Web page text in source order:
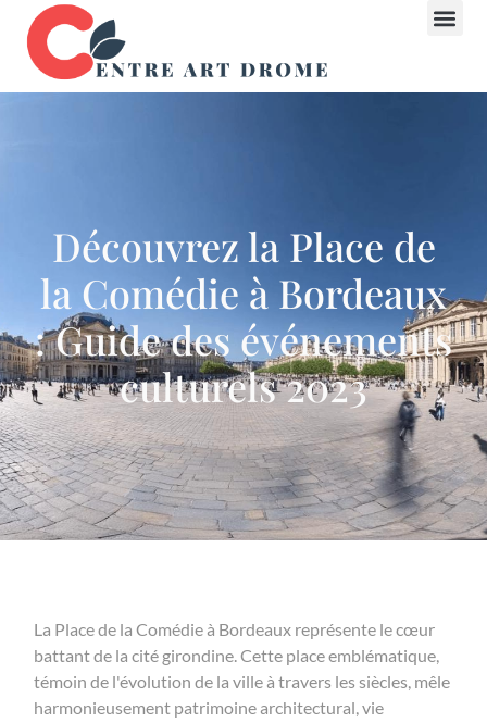
Découvrez la Place de
la Comédie à Bordeaux
: Guide des événements
culturels 2023
La Place de la Comédie à Bordeaux représente le cœur
battant de la cité girondine. Cette place emblématique,
témoin de l'évolution de la ville à travers les siècles, mêle
harmonieusement patrimoine architectural, vie